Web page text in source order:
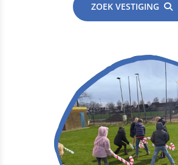
ZOEK VESTIGING